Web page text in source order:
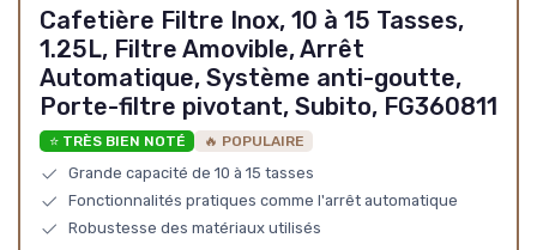
Cafetière Filtre Inox, 10 à 15 Tasses,
1.25L, Filtre Amovible, Arrêt
Automatique, Système anti-goutte,
Porte-filtre pivotant, Subito, FG360811
⭐ TRÈS BIEN NOTÉ 🔥 POPULAIRE
Grande capacité de 10 à 15 tasses
Fonctionnalités pratiques comme l'arrêt automatique
Robustesse des matériaux utilisés